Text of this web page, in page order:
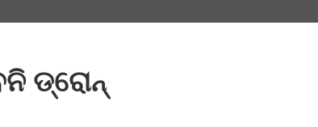
ଡ୍ରୋନ୍